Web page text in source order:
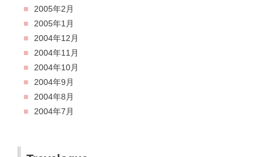
2005年2月
2005年1月
2004年12月
2004年11月
2004年10月
2004年9月
2004年8月
2004年7月